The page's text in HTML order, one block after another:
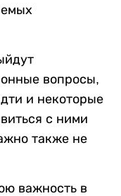
вопросы,
и некоторые
с ними
также не
важность в